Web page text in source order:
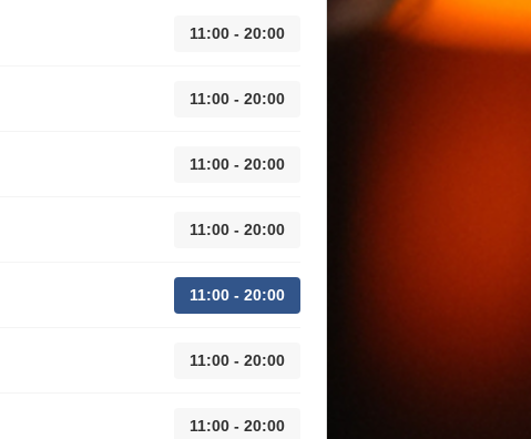
11:00 - 20:00
11:00 - 20:00
11:00 - 20:00
11:00 - 20:00
11:00 - 20:00
11:00 - 20:00
11:00 - 20:00